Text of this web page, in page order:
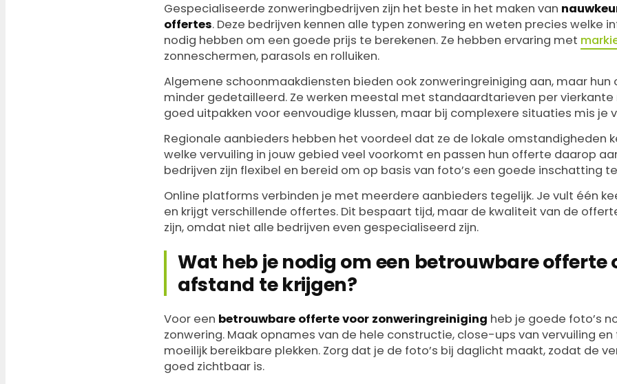
Gespecialiseerde zonweringbedrijven zijn het beste in het maken van
offertes. Deze bedrijven kennen alle typen zonwering en weten precies welke
nodig hebben om een goede prijs te berekenen. Ze hebben ervaring met
zonneschermen, parasols en rolluiken.
Algemene schoonmaakdiensten bieden ook zonweringreiniging aan, maar hun
minder gedetailleerd. Ze werken meestal met standaardtarieven per vierkante
goed uitpakken voor eenvoudige klussen, maar bij complexere situaties mis je
Regionale aanbieders hebben het voordeel dat ze de lokale omstandigheden
welke vervuiling in jouw gebied veel voorkomt en passen hun offerte daarop
bedrijven zijn flexibel en bereid om op basis van foto’s een goede inschatting
Online platforms verbinden je met meerdere aanbieders tegelijk. Je vult één
en krijgt verschillende offertes. Dit bespaart tijd, maar de kwaliteit van de
zijn, omdat niet alle bedrijven even gespecialiseerd zijn.
Wat heb je nodig om een betrouwbare offerte
afstand te krijgen?
Voor een betrouwbare offerte voor zonweringreiniging heb je goede foto’s
zonwering. Maak opnames van de hele constructie, close-ups van vervuiling en
moeilijk bereikbare plekken. Zorg dat je de foto’s bij daglicht maakt, zodat de
goed zichtbaar is.